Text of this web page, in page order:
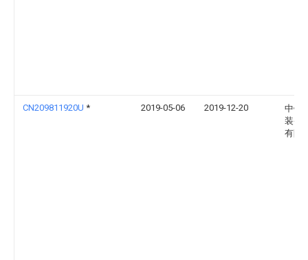
CN209811920U * 2019-05-06 2019-12-20
中铁
装备
有限